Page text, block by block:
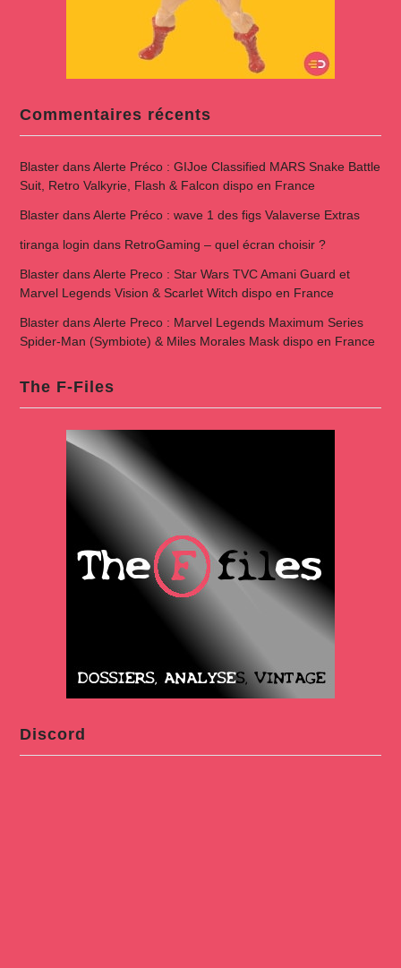
Commentaires récents
BlasterdansAlerte Préco : GIJoe Classified MARS Snake Battle
Suit, Retro Valkyrie, Flash & Falcon dispo en France
BlasterdansAlerte Préco : wave 1 des figs Valaverse Extras
tiranga login dans RetroGaming – quel écran choisir ?
BlasterdansAlerte Preco : Star Wars TVC Amani Guard et
Marvel Legends Vision & Scarlet Witch dispo en France
BlasterdansAlerte Preco : Marvel Legends Maximum Series
Spider-Man (Symbiote) & Miles Morales Mask dispo en France
The F-Files
Discord